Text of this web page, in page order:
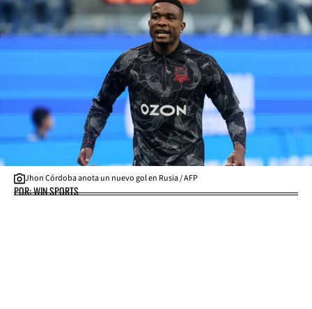
Jhon Córdoba anota un nuevo gol en Rusia / AFP
POR: WIN SPORTS